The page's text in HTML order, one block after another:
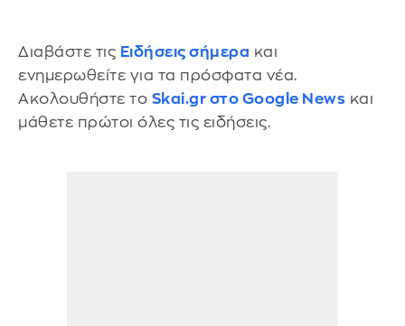
Διαβάστε τις Ειδήσεις σήμερα και
ενημερωθείτε για τα πρόσφατα νέα.
Ακολουθήστε το Skai.gr στο Google News και
μάθετε πρώτοι όλες τις ειδήσεις.